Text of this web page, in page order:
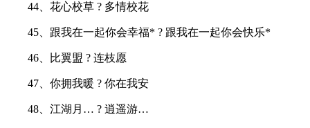
44、花心校草 ? 多情校花
45、跟我在一起你会幸福* ? 跟我在一起你会快乐*
46、比翼盟 ? 连枝愿
47、你拥我暖 ? 你在我安
48、江湖月… ? 逍遥游…